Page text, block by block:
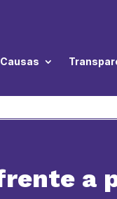
Causas
a